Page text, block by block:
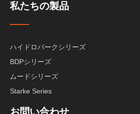
私たちの製品
ハイドロパークシリーズ
BDPシリーズ
ムードシリーズ
Starke Series
お問い合わせ